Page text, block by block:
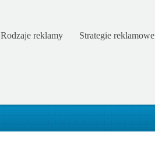
Rodzaje reklamy Strategie reklamowe